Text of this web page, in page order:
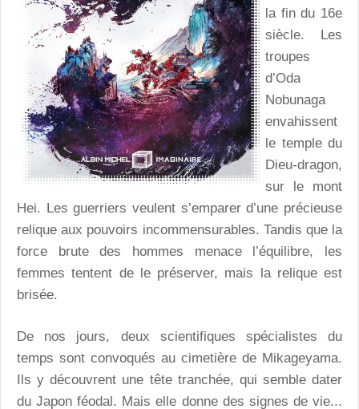
la fin du 16e
siècle. Les
troupes
d’Oda
Nobunaga
envahissent
le temple du
Dieu-dragon,
sur le mont
Hei. Les guerriers veulent s’emparer d’une précieuse
relique aux pouvoirs incommensurables. Tandis que la
force brute des hommes menace l’équilibre, les
femmes tentent de le préserver, mais la relique est
brisée.
De nos jours, deux scientifiques spécialistes du
temps sont convoqués au cimetière de Mikageyama.
Ils y découvrent une tête tranchée, qui semble dater
du Japon féodal. Mais elle donne des signes de vie...